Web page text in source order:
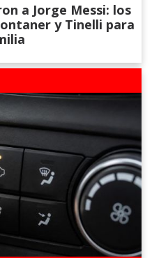
a Jorge Messi: los
y Tinelli para